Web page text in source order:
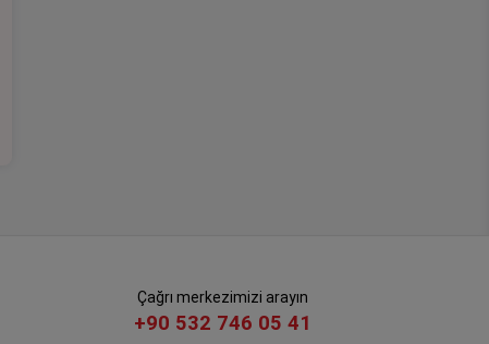
Çağrı merkezimizi arayın
+90 532 746 05 41